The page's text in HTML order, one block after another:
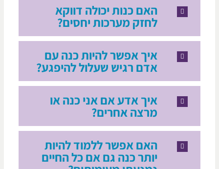
האם כנות יכולה דווקא
לחזק מערכות יחסים?
איך אפשר להיות כנה עם
אדם רגיש שעלול להיפגע?
איך אדע אם אני כנה או
מרצה אחרים?
האם אפשר ללמוד להיות
יותר כנה גם אם כל החיים